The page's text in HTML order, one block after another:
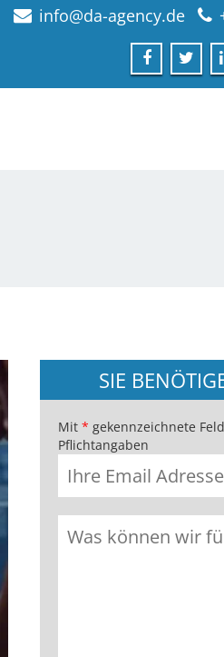
info@da-agency.de
SIE
Mit * gekennzeichnete
Pflichtangaben